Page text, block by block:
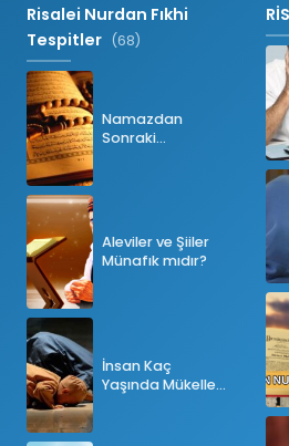
Risalei Nurdan Fıkhi
Tespitler (68)
Namazdan
Sonraki
Aleviler ve Şiiler
Münafık mıdır?
İnsan Kaç
Yaşında Mükellef